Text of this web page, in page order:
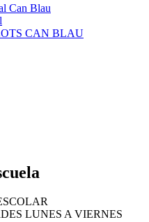
Can Blau
CAN BLAU
LUNES A VIERNES